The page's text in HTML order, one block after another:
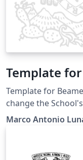
Template
Template for
change the
Marco Antonio